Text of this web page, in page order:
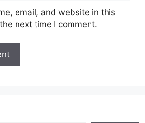
email, and website in this
next time I comment.